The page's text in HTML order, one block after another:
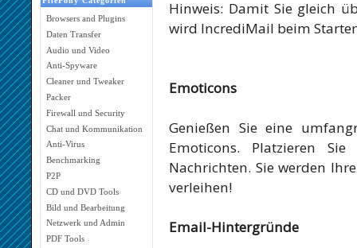
Browsers and Plugins
Daten Transfer
Audio und Video
Anti-Spyware
Cleaner und Tweaker
Packer
Firewall und Security
Chat und Kommunikation
Anti-Virus
Benchmarking
P2P
CD und DVD Tools
Bild und Bearbeitung
Netzwerk und Admin
PDF Tools
Hinweis: Damit Sie gleich
wird IncrediMail beim
Emoticons
Genießen Sie eine
Emoticons. Platzieren
Nachrichten. Sie werden
verleihen!
Email-Hintergründe